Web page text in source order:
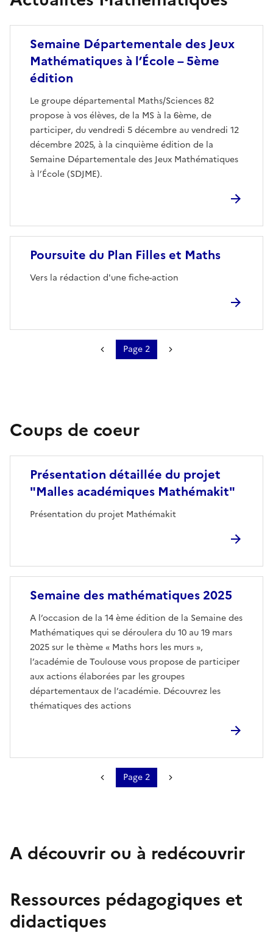
Semaine Départementale des Jeux
Mathématiques à l’École – 5ème
édition
Le groupe départemental Maths/Sciences 82
propose à vos élèves, de la MS à la 6ème, de
participer, du vendredi 5 décembre au vendredi 12
décembre 2025, à la cinquième édition de la
Semaine Départementale des Jeux Mathématiques
à l’École (SDJME).
Poursuite du Plan Filles et Maths
Vers la rédaction d'une fiche-action
Page précédente
Page 2
Page suivante
Coups de coeur
Présentation détaillée du projet
"Malles académiques Mathémakit"
Présentation du projet Mathémakit
Semaine des mathématiques 2025
A l’occasion de la 14 ème édition de la Semaine des
Mathématiques qui se déroulera du 10 au 19 mars
2025 sur le thème « Maths hors les murs »,
l’académie de Toulouse vous propose de participer
aux actions élaborées par les groupes
départementaux de l’académie. Découvrez les
thématiques des actions
Page précédente
Page 2
Page suivante
A découvrir ou à redécouvrir
Ressources pédagogiques et
didactiques